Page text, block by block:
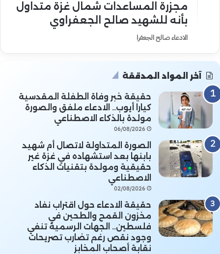
مجزرة المساعدات شمال غزة متداول
بأنه للشهيد صالح الجعفراوي
الادعاء صالح الجعفرا
آخر المواد المدققة
حقيقة خبر وفاة الطفلة المقدسية
كيارا أيوب.. الادعاء ملفق والصورة
مولدة بالذكاء الاصطناعي
06/08/2026
الصورة المتداولة لاتصال أم شهيد
بابنها بعد استشهاده في غزة غير
حقيقية ومولدة بتقنيات الذكاء
الاصطناعي
02/08/2026
حقيقة الادعاء حول اقتراب نفاد
مخزون القمح والطحين في
فلسطين.. الجهات الرسمية تنفي
وجود نقص رغم تضارب تصريحات
نقابة أصحاب المخابز